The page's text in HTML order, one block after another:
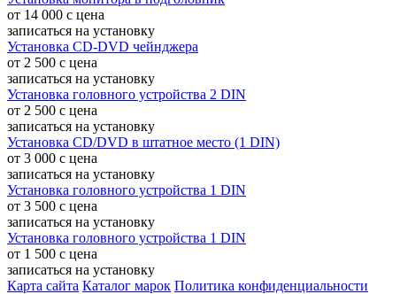
от 14 000 c цена
записаться на установку
Установка CD-DVD чейнджера
от 2 500 c цена
записаться на установку
Установка головного устройства 2 DIN
от 2 500 c цена
записаться на установку
Установка CD/DVD в штатное место (1 DIN)
от 3 000 c цена
записаться на установку
Установка головного устройства 1 DIN
от 3 500 c цена
записаться на установку
Установка головного устройства 1 DIN
от 1 500 c цена
записаться на установку
Карта сайта Каталог марок Политика конфиденциальности